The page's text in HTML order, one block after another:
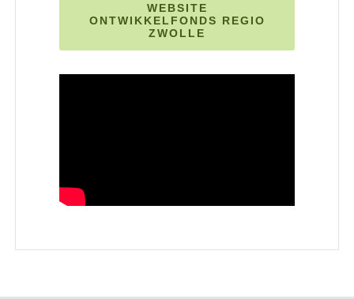
WEBSITE
ONTWIKKELFONDS REGIO
ZWOLLE